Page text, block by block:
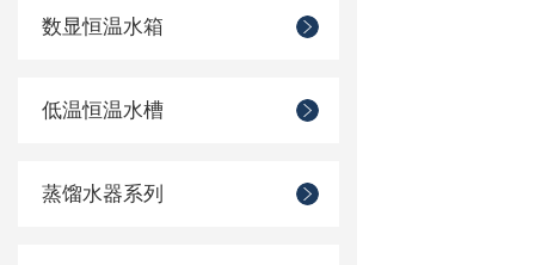
数显恒温水箱
低温恒温水槽
蒸馏水器系列